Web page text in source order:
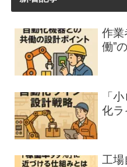
作業
働”
「
化ラ
工場